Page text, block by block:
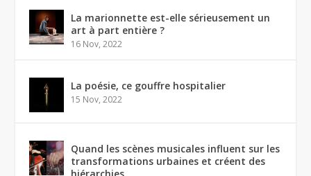
La marionnette est-elle sérieusement un
art à part entière ?
16 Nov, 2022
La poésie, ce gouffre hospitalier
15 Nov, 2022
Quand les scènes musicales influent sur les
transformations urbaines et créent des